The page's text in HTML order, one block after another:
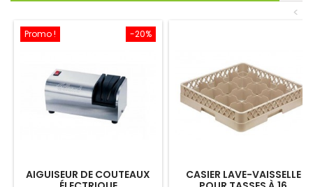
<
-20%
Promo !
AIGUISEUR DE COUTEAUX
CASIER LAVE-VAISSELLE